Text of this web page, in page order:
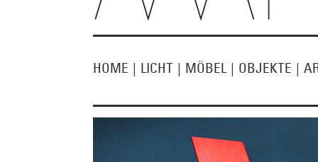
HOME | LICHT | MÖBEL | OBJEKTE |